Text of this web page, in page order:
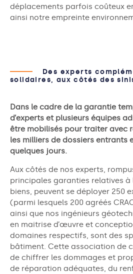
déplacements parfois coûteux
ainsi notre empreinte
Des experts
solidaires, aux côtés des
Dans le cadre de la garantie
d’experts et plusieurs équipes
être mobilisés pour traiter avec
les milliers de dossiers entrants
quelques jours.
Aux côtés de nos experts,
principales garanties relatives
biens, peuvent se déployer 250
(parmi lesquels 200 agréés
ainsi que nos ingénieurs
en maitrise d’œuvre et
domaines respectifs, sont des
bâtiment. Cette association de
de chiffrer les dommages et
de réparation adéquates, du